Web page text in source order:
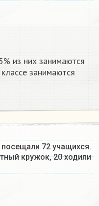
из них занимаются
занимаются
72 учащихся.
кружок, 20 ходили